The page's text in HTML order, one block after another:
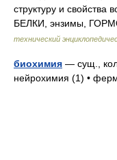
структуру и
БЕЛКИ, энзимы,
технический
биохимия — сущ., кол
нейрохимия (1) •